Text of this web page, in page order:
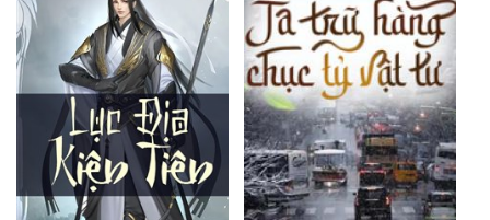
Xuyên Không
Xuyên Nhanh
Xuyên Sách
Xuyên Thư
Điền Văn